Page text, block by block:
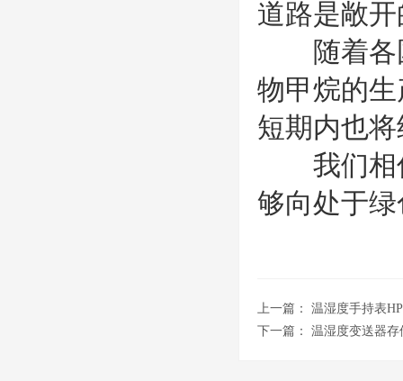
道路是敞
随着各国
物甲烷的
短期内也
我们相信
够向处于
上一篇： 温湿度手持表
下一篇： 温湿度变送器